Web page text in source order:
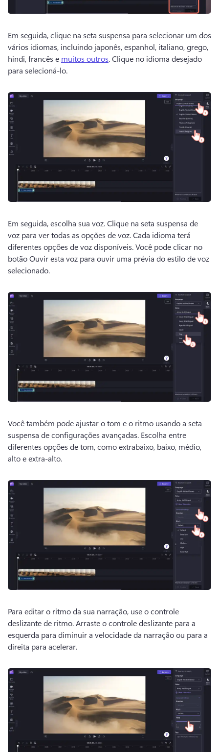
Em seguida, clique na seta suspensa para selecionar um dos
vários idiomas, incluindo japonês, espanhol, italiano, grego,
hindi, francês e muitos outros. Clique no idioma desejado
para selecioná-lo.
Em seguida, escolha sua voz. Clique na seta suspensa de
voz para ver todas as opções de voz. Cada idioma terá
diferentes opções de voz disponíveis. Você pode clicar no
botão Ouvir esta voz para ouvir uma prévia do estilo de voz
selecionado.
Você também pode ajustar o tom e o ritmo usando a seta
suspensa de configurações avançadas. Escolha entre
diferentes opções de tom, como extrabaixo, baixo, médio,
alto e extra-alto.
Para editar o ritmo da sua narração, use o controle
deslizante de ritmo. Arraste o controle deslizante para a
esquerda para diminuir a velocidade da narração ou para a
direita para acelerar.